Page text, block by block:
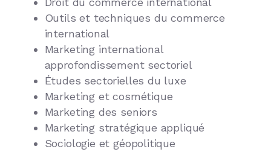
Outils et techniques du commerce
international
Marketing international
approfondissement sectoriel
Études sectorielles du luxe
Marketing et cosmétique
Marketing des seniors
Marketing stratégique appliqué
Sociologie et géopolitique